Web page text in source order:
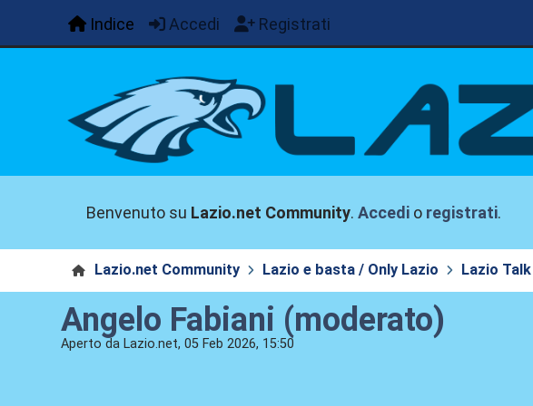
Indice Accedi Registrati
Benvenuto su Lazio.net Community.Accedi o registrati.
Lazio.net Community Lazio e basta / Only Lazio Lazio Talk
Angelo Fabiani (moderato)
Aperto da Lazio.net, 05 Feb 2026, 15:50